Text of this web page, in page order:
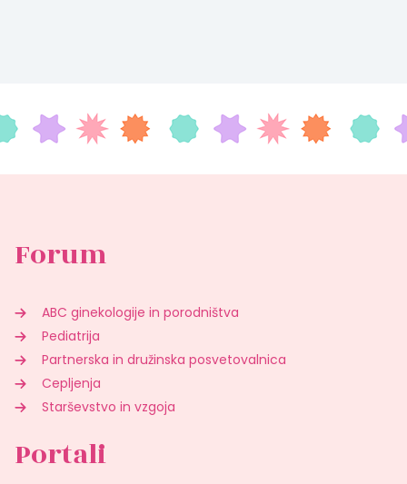
Forum
ABC ginekologije in porodništva
Pediatrija
Partnerska in družinska posvetovalnica
Cepljenja
Starševstvo in vzgoja
Portali